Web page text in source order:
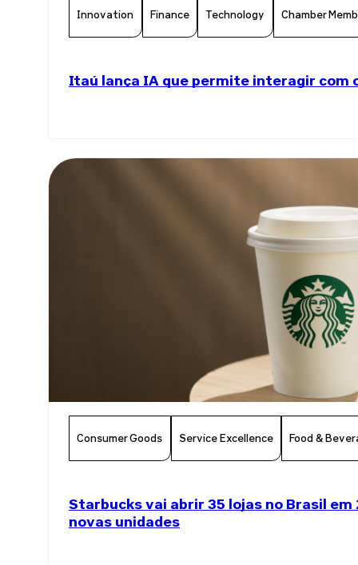
Innovation Finance Technology Chamber
Itaú lança IA que permite interagir com
Consumer Goods Service Excellence Food &
Starbucks vai abrir 35 lojas no Brasil em
novas unidades